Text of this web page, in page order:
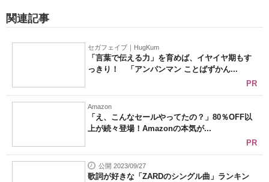
関連記事
セガフェイブ｜HugKum
「言葉で伝える力」を育めば、イヤイヤ期もす
っきり！ 「アンパンマン ことばずかん...
PR
Amazon
「え、こんなセールやってたの？」80％OFF以
上が続々登場！Amazonの本気が...
PR
公開 2023/09/27
歌詞が好きな「ZARDのシングル曲」ランキン